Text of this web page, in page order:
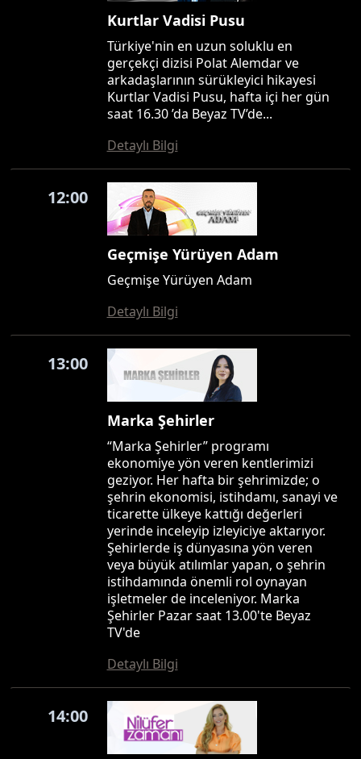
Kurtlar Vadisi Pusu
Türkiye'nin en uzun soluklu en
gerçekçi dizisi Polat Alemdar ve
arkadaşlarının sürükleyici hikayesi
Kurtlar Vadisi Pusu, hafta içi her gün
saat 16.30 ’da Beyaz TV’de...
Detaylı Bilgi
12:00
Geçmişe Yürüyen Adam
Geçmişe Yürüyen Adam
Detaylı Bilgi
13:00
Marka Şehirler
“Marka Şehirler” programı
ekonomiye yön veren kentlerimizi
geziyor. Her hafta bir şehrimizde; o
şehrin ekonomisi, istihdamı, sanayi ve
ticarette ülkeye kattığı değerleri
yerinde inceleyip izleyiciye aktarıyor.
Şehirlerde iş dünyasına yön veren
veya büyük atılımlar yapan, o şehrin
istihdamında önemli rol oynayan
işletmeler de inceleniyor. Marka
Şehirler Pazar saat 13.00'te Beyaz
TV'de
Detaylı Bilgi
14:00